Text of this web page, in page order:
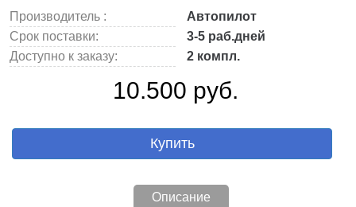
Производитель :
Автопилот
Срок поставки:
3-5 раб.дней
Доступно к заказу:
2 компл.
10.500 руб.
Купить
Описание